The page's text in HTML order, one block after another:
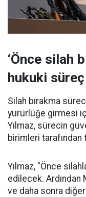
‘Önce silah
hukuki
Silah bırakma
yürürlüğe girmesi
Yılmaz, sürecin
birimleri
Yılmaz, "Önce
edilecek. Ardından
ve daha sonra